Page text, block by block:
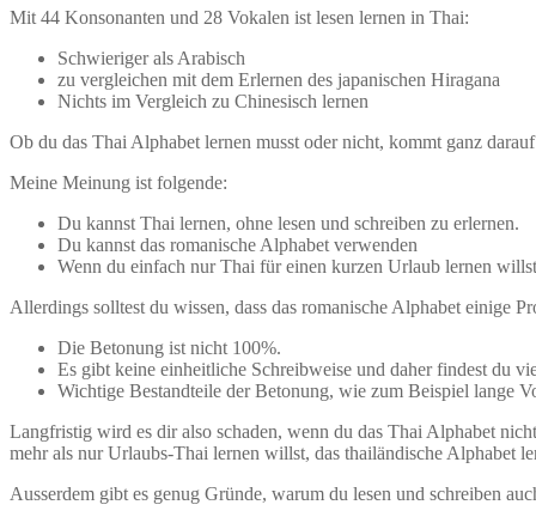
Mit 44 Konsonanten und 28 Vokalen ist lesen lernen in Thai:
Schwieriger als Arabisch
zu vergleichen mit dem Erlernen des japanischen Hiragana
Nichts im Vergleich zu Chinesisch lernen
Ob du das Thai Alphabet lernen musst oder nicht, kommt ganz
Meine Meinung ist folgende:
Du kannst Thai lernen, ohne lesen und schreiben zu erlernen.
Du kannst das romanische Alphabet verwenden
Wenn du einfach nur Thai für einen kurzen Urlaub lernen
Allerdings solltest du wissen, dass das romanische Alphabet einige
Die Betonung ist nicht 100%.
Es gibt keine einheitliche Schreibweise und daher findest du
Wichtige Bestandteile der Betonung, wie zum Beispiel lange
Langfristig wird es dir also schaden, wenn du das Thai Alphabet
mehr als nur Urlaubs-Thai lernen willst, das thailändische Alphabet
Ausserdem gibt es genug Gründe, warum du lesen und schreiben